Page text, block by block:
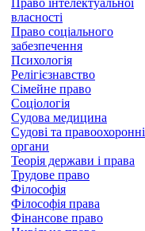
Право інтелектуальної
власності
Право соціального
забезпечення
Психологія
Релігієзнавство
Сімейне право
Соціологія
Судова медицина
Судові та правоохоронні
органи
Теорія держави і права
Трудове право
Філософія
Філософія права
Фінансове право